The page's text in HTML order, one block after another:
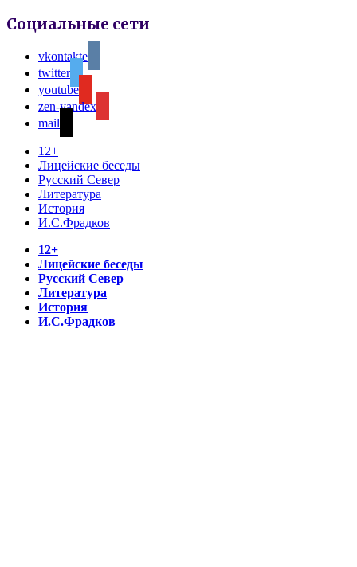
Социальные сети
vkontakte
twitter
youtube
zen-yandex
mail
12+
Лицейские беседы
Русский Север
Литература
История
И.С.Фрадков
12+
Лицейские беседы
Русский Север
Литература
История
И.С.Фрадков